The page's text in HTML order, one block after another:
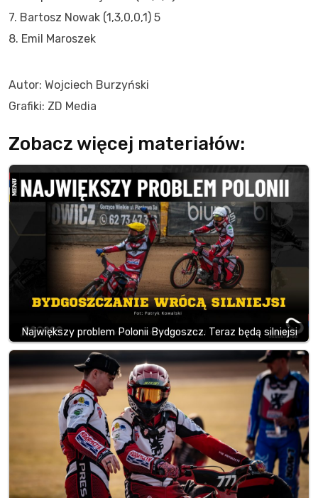
7. Bartosz Nowak (1,3,0,0,1) 5
8. Emil Maroszek
Autor: Wojciech Burzyński
Grafiki: ZD Media
Zobacz więcej materiałów:
Największy problem Polonii Bydgoszcz. Teraz będą silniejsi